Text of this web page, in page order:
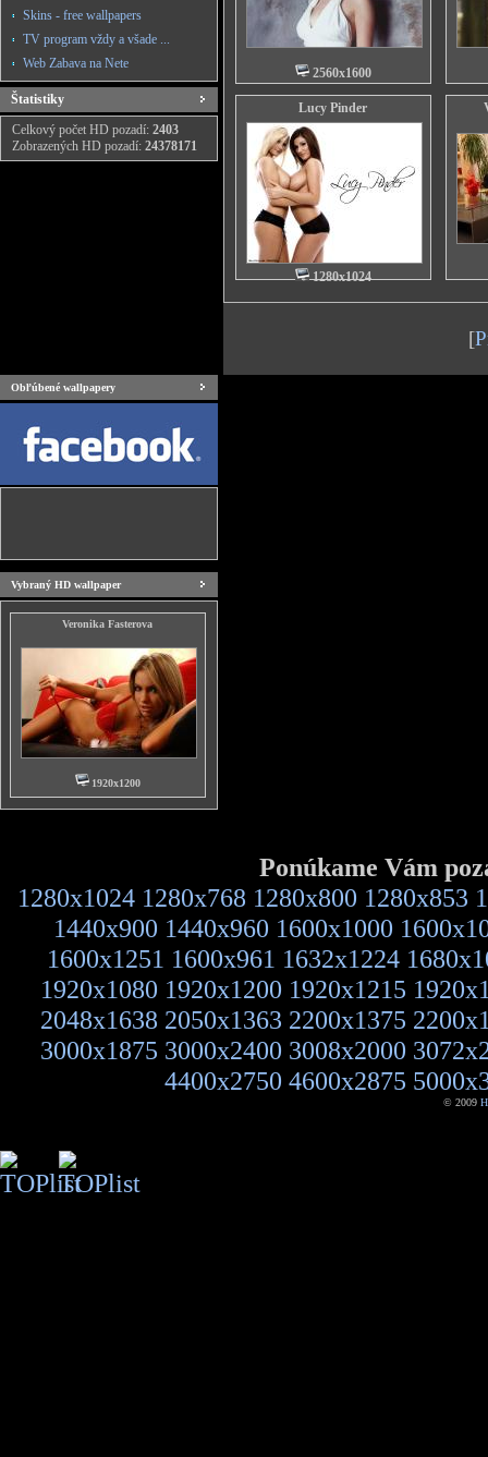
Skins - free wallpapers
TV program vždy a všade ...
Web Zabava na Nete
Štatistiky
Celkový počet HD pozadí: 2403
Zobrazených HD pozadí: 24378171
2560x1600
Lucy Pinder
1280x1024
[
Obľúbené wallpapery
Vybraný HD wallpaper
Veronika Fasterova
1920x1200
Ponúkame Vám
1280x1024 1280x768 1280x800 1280x853
1440x900 1440x960 1600x1000
1600x1251 1600x961 1632x1224
1920x1080 1920x1200 1920x1215
2048x1638 2050x1363 2200x1375
3000x1875 3000x2400 3008x2000
4400x2750 4600x2875
© 2009